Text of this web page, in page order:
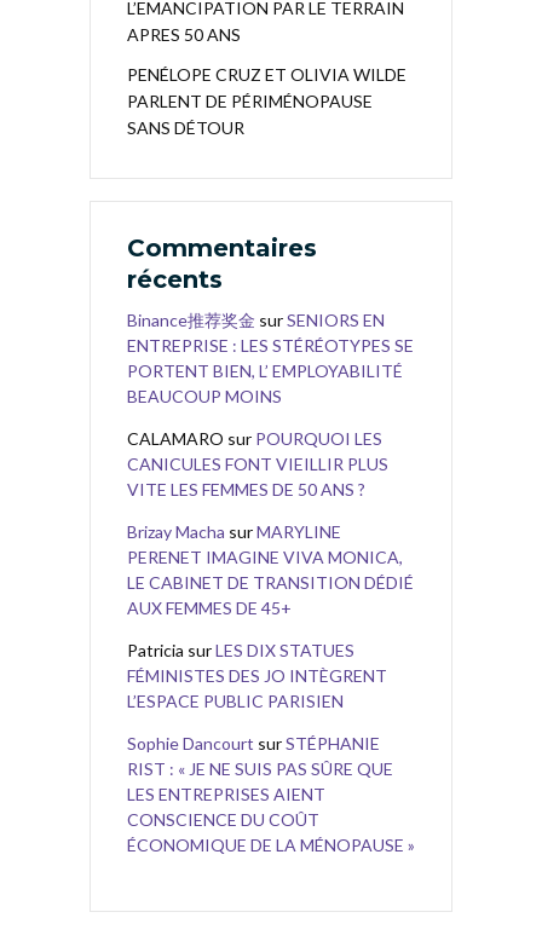
L’EMANCIPATION PAR LE TERRAIN
APRES 50 ANS
PENÉLOPE CRUZ ET OLIVIA WILDE
PARLENT DE PÉRIMÉNOPAUSE
SANS DÉTOUR
Commentaires
récents
Binance推荐奖金 surSENIORS EN
ENTREPRISE : LES STÉRÉOTYPES SE
PORTENT BIEN, L’ EMPLOYABILITÉ
BEAUCOUP MOINS
CALAMARO sur POURQUOI LES
CANICULES FONT VIEILLIR PLUS
VITE LES FEMMES DE 50 ANS ?
Brizay Macha surMARYLINE
PERENET IMAGINE VIVA MONICA,
LE CABINET DE TRANSITION DÉDIÉ
AUX FEMMES DE 45+
Patricia surLES DIX STATUES
FÉMINISTES DES JO INTÈGRENT
L’ESPACE PUBLIC PARISIEN
Sophie Dancourt surSTÉPHANIE
RIST : « JE NE SUIS PAS SÛRE QUE
LES ENTREPRISES AIENT
CONSCIENCE DU COÛT
ÉCONOMIQUE DE LA MÉNOPAUSE »